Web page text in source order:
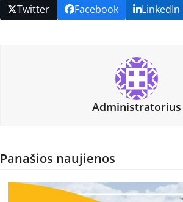
Twitter Facebook LinkedIn
Administratorius
Panašios naujienos